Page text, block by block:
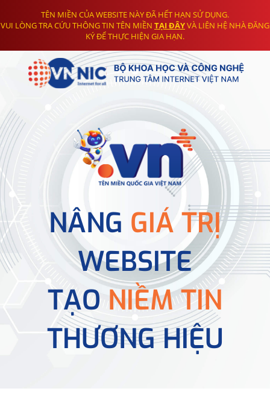
TÊN MIỀN CỦA WEBSITE NÀY ĐÃ HẾT HẠN SỬ DỤNG.
VUI LÒNG TRA CỨU THÔNG TIN TÊN MIỀN TẠI ĐÂYVÀ LIÊN HỆ NHÀ ĐĂNG
KÝ ĐỂ THỰC HIỆN GIA HẠN.
NÂNG GIÁ TRỊ
WEBSITE
TẠONIỀM TIN
THƯƠNG HIỆU